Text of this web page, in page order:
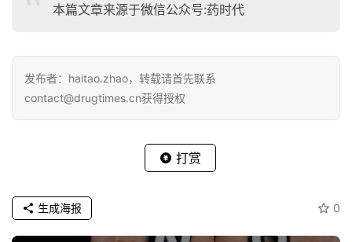
本篇文章来源于微信公众号:药时代
发布者：haitao.zhao，转载请首先联系
contact@drugtimes.cn获得授权
打赏
0
生成海报